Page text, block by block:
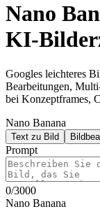
Nano
KI-
Googles leichteres
Bearbeitungen,
bei Konzeptframes,
Nano Banana
Text zu Bild
Prompt
0/3000
Nano Banana